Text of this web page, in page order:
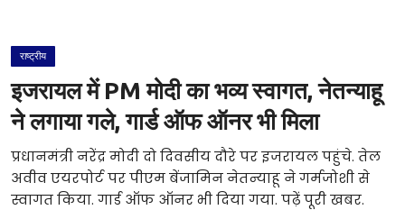
जानकारियाँ
मनोरंजन
Technology
RSS-संघ
राष्ट्रीय
इजरायल में PM मोदी का भव्य स्वागत, नेतन्याहू
ने लगाया गले, गार्ड ऑफ ऑनर भी मिला
प्रधानमंत्री नरेंद्र मोदी दो दिवसीय दौरे पर इजरायल पहुंचे. तेल
अवीव एयरपोर्ट पर पीएम बेंजामिन नेतन्याहू ने गर्मजोशी से
स्वागत किया. गार्ड ऑफ ऑनर भी दिया गया. पढ़ें पूरी खबर.